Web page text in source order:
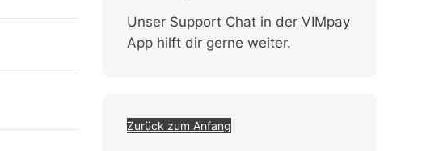
Unser Support Chat in der VIMpay
App hilft dir gerne weiter.
Zurück zum Anfang